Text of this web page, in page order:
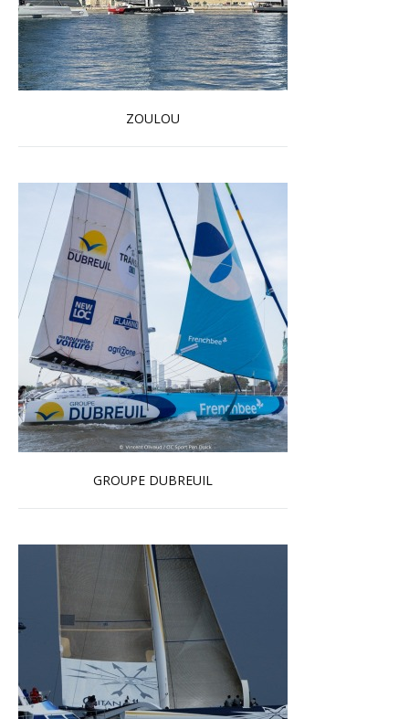
ZOULOU
En savoir plus...
GROUPE DUBREUIL
En savoir plus...